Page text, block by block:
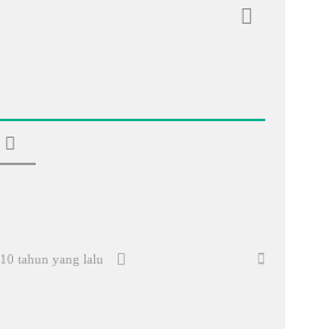
10 tahun yang lalu